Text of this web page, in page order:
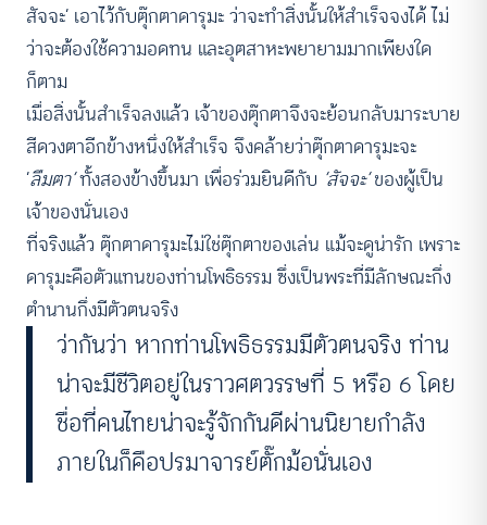
สัจจะ’ เอาไว้กับตุ๊กตาดารุมะ ว่าจะทำสิ่งนั้นให้สำเร็จจงได้ ไม่
ว่าจะต้องใช้ความอดทน และอุตสาหะพยายามมากเพียงใด
ก็ตาม
เมื่อสิ่งนั้นสำเร็จลงแล้ว เจ้าของตุ๊กตาจึงจะย้อนกลับมาระบาย
สีดวงตาอีกข้างหนึ่งให้สำเร็จ จึงคล้ายว่าตุ๊กตาดารุมะจะ
‘ลืมตา’ทั้งสองข้างขึ้นมา เพื่อร่วมยินดีกับ ‘สัจจะ’ของผู้เป็น
เจ้าของนั่นเอง
ที่จริงแล้ว ตุ๊กตาดารุมะไม่ใช่ตุ๊กตาของเล่น แม้จะดูน่ารัก เพราะ
ดารุมะคือตัวแทนของท่านโพธิธรรม ซึ่งเป็นพระที่มีลักษณะกึ่ง
ตำนานกึ่งมีตัวตนจริง
ว่ากันว่า หากท่านโพธิธรรมมีตัวตนจริง ท่าน
น่าจะมีชีวิตอยู่ในราวศตวรรษที่ 5 หรือ 6 โดย
ชื่อที่คนไทยน่าจะรู้จักกันดีผ่านนิยายกำลัง
ภายในก็คือปรมาจารย์ตั๊กม้อนั่นเอง